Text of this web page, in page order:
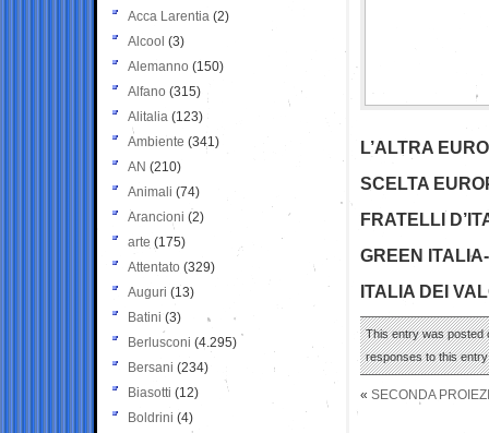
L’ALTRA
SCELTA
FRATELLI
GREEN
ITALIA DEI
This entry was posted
responses to this
« SECONDA
Acca Larentia (2)
Alcool (3)
Alemanno (150)
Alfano (315)
Alitalia (123)
Ambiente (341)
AN (210)
Animali (74)
Arancioni (2)
arte (175)
Attentato (329)
Auguri (13)
Batini (3)
Berlusconi (4.295)
Bersani (234)
Biasotti (12)
Boldrini (4)